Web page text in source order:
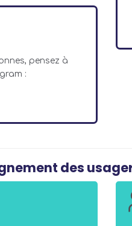
pensez à
:
des